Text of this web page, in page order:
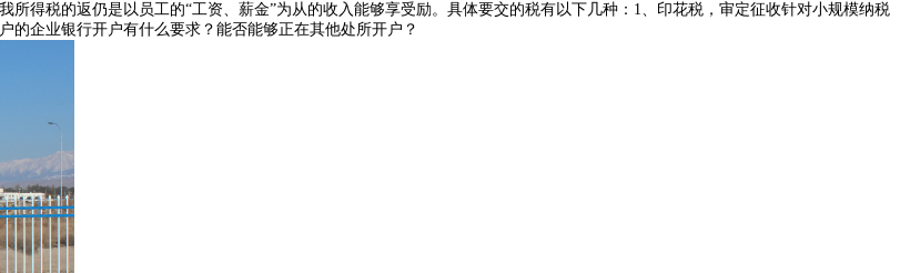
得税的返仍是以员工的“工资、薪金”为从的收入能够享受励。具体要交的税有以下几种：1、印花税，审定征收针对小规模纳税
的企业银行开户有什么要求？能否能够正在其他处所开户？